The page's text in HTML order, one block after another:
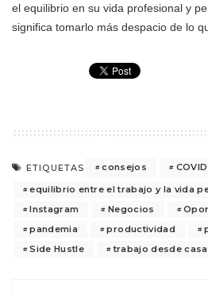
el equilibrio en su vida profesional y
significa tomarlo más despacio de lo
ETIQUETAS consejos
equilibrio entre el trabajo y la vida
Instagram
Negocios
pandemia
productividad
Side Hustle
trabajo desde casa